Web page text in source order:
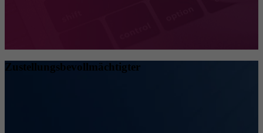
Zustellungsbevollmächtigter